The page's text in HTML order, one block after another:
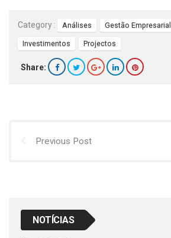
Category : Análises Gestão Empresarial
Investimentos Projectos
Share:
Previous Post
NOTÍCIAS